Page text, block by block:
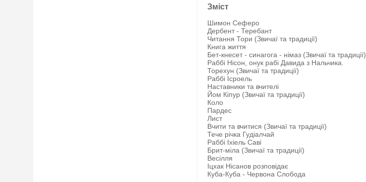
Зміст
Шимон Сеферо
Дербент - Теребант
Читання Тори (Звичаї та традиції)
Книга життя
Бет-кнесет - синагога - німаз (Звичаї та традиції)
Раббі Нісон, онук рабі Давида з Нальчика.
Торехун (Звичаї та традиції)
Раббі Ісроель
Наставники та вчителі
Йом Кіпур (Звичаї та традиції)
Коло
Пардес
Лист
Вчити та вчитися (Звичаї та традиції)
Тече річка Гудіалчай
Раббі Іхіель Саві
Брит-міла (Звичаї та традиції)
Весілля
Іцхак Нісанов розповідає
Куба-Куба - Червона Слобода